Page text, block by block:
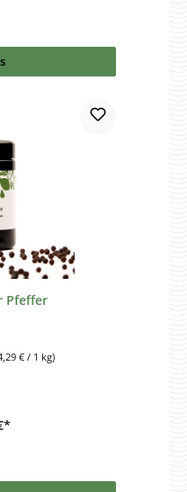
Pfeffer
€ / 1 kg)